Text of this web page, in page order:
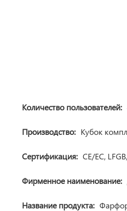
Количество пользователей:
Производство: Кубок
Сертификация: CE/ЕС,
Фирменное наименование:
Название продукта: